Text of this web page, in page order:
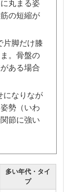
丸まる姿
の短縮が
片脚だけ膝
。骨盤の
ある場合
になりなが
勢（いわ
節に強い
多い年代・タイ
プ